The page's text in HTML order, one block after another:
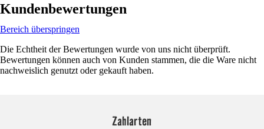
Kundenbewertungen
Bereich überspringen
Die Echtheit der Bewertungen wurde von uns nicht überprüft.
Bewertungen können auch von Kunden stammen, die die Ware nicht
nachweislich genutzt oder gekauft haben.
Zahlarten